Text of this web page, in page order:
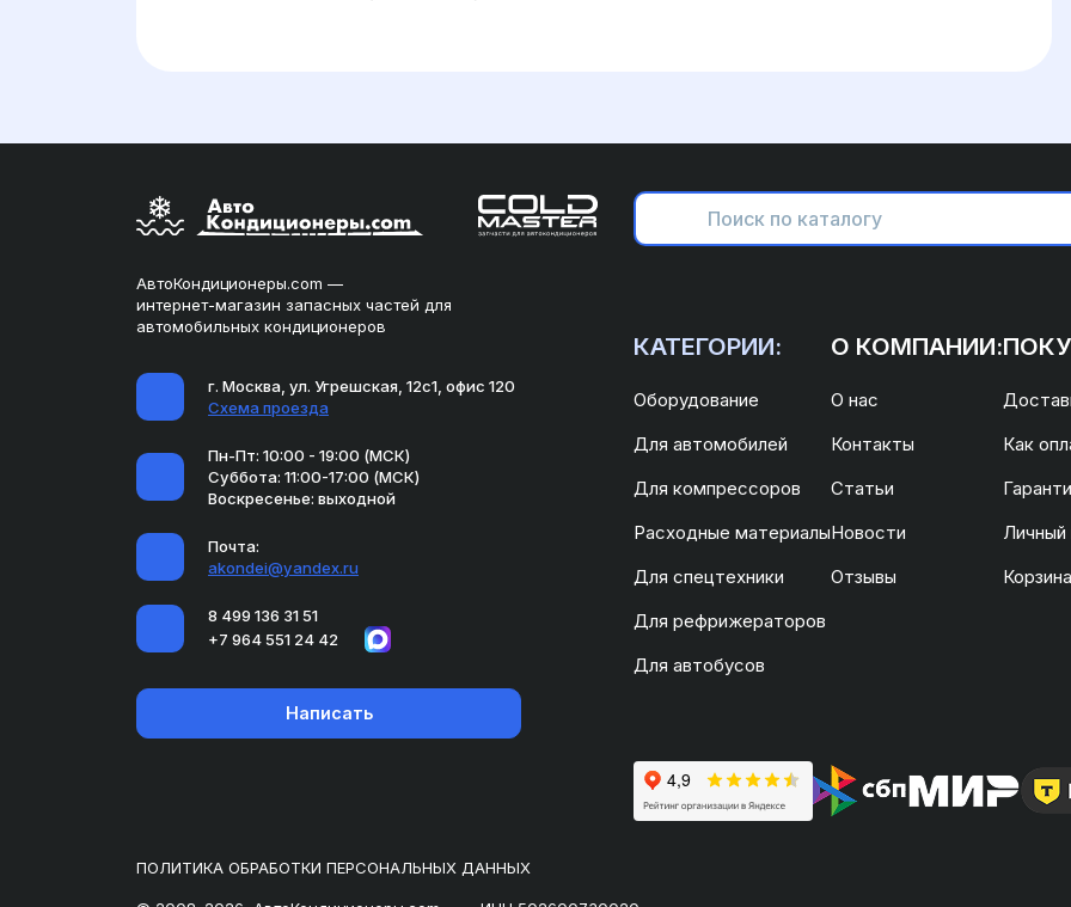
АвтоКондиционеры.com —
интернет-магазин запасных частей для
автомобильных кондиционеров
г. Москва, ул. Угрешская, 12с1, офис 120
Схема проезда
Пн-Пт: 10:00 - 19:00 (МСК)
Суббота: 11:00-17:00 (МСК)
Воскресенье: выходной
Почта:
akondei@yandex.ru
8 499 136 31 51
+7 964 551 24 42
Написать
КАТЕГОРИИ:
Оборудование
Для автомобилей
Для компрессоров
Расходные материалы
Для спецтехники
Для рефрижераторов
Для автобусов
О КОМПАНИИ:
О нас
Контакты
Статьи
Новости
Отзывы
Как
Личный
Корзина
ПОЛИТИКА ОБРАБОТКИ ПЕРСОНАЛЬНЫХ ДАННЫХ